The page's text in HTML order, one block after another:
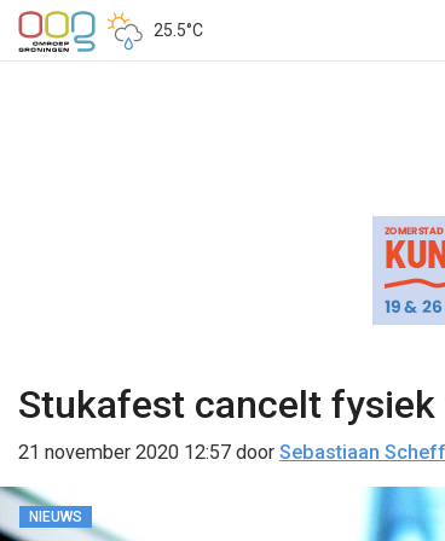
25.5°C
Stukafest cancelt
21 november 2020 12:57 door Sebastiaan
NIEUWS